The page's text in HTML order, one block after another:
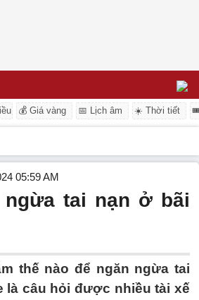
💰 Giá vàng 📅 Lịch âm ☀️ Thời tiết
05:59 AM
ngừa tai nạn ở bãi
thế nào để ngăn ngừa tai
là câu hỏi được nhiều tài xế